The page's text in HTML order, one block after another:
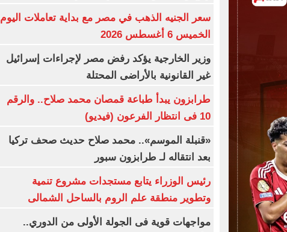
سعر الجنيه الذهب في مصر مع بداية تعاملات اليوم
الخميس 6 أغسطس 2026
وزير الخارجية يؤكد رفض مصر لإجراءات إسرائيل
غير القانونية بالأراضى المحتلة
طرابزون يبدأ طباعة قمصان محمد صلاح.. والرقم
10 فى انتظار الفرعون (فيديو)
«قنبلة الموسم».. محمد صلاح حديث صحف تركيا
بعد انتقاله لـ طرابزون سبور
رئيس الوزراء يتابع مستجدات مشروع تنمية
وتطوير منطقة علم الروم بالساحل الشمالى
مواجهات قوية فى الجولة الأولى من الدوري..